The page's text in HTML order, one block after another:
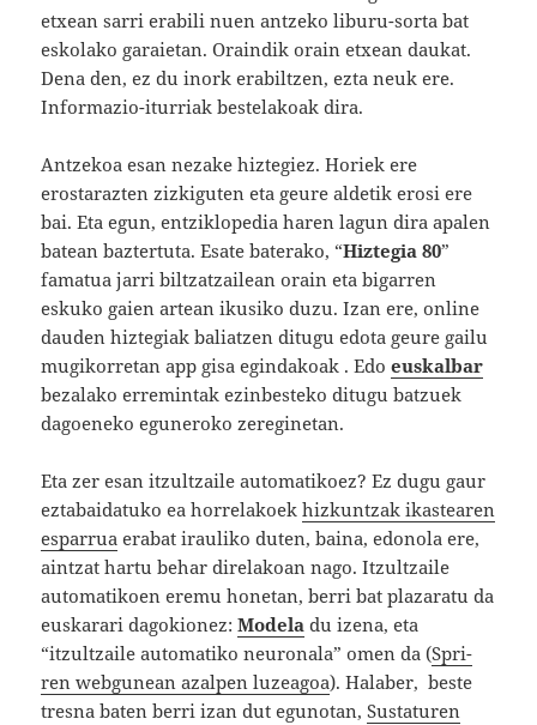
etxean sarri erabili nuen antzeko liburu-sorta bat
eskolako garaietan. Oraindik orain etxean daukat.
Dena den, ez du inork erabiltzen, ezta neuk ere.
Informazio-iturriak bestelakoak dira.
Antzekoa esan nezake hiztegiez. Horiek ere
erostarazten zizkiguten eta geure aldetik erosi ere
bai. Eta egun, entziklopedia haren lagun dira apalen
batean baztertuta. Esate baterako, “Hiztegia 80”
famatua jarri biltzatzailean orain eta bigarren
eskuko gaien artean ikusiko duzu. Izan ere, online
dauden hiztegiak baliatzen ditugu edota geure gailu
mugikorretan app gisa egindakoak . Edoeuskalbar
bezalako erremintak ezinbesteko ditugu batzuek
dagoeneko eguneroko zereginetan.
Eta zer esan itzultzaile automatikoez? Ez dugu gaur
eztabaidatuko ea horrelakoekhizkuntzak ikastearen
esparrua erabat irauliko duten, baina, edonola ere,
aintzat hartu behar direlakoan nago. Itzultzaile
automatikoen eremu honetan, berri bat plazaratu da
euskarari dagokionez:Modela du izena, eta
“itzultzaile automatiko neuronala” omen da (Spri-
ren webgunean azalpen luzeagoa). Halaber, beste
tresna baten berri izan dut egunotan,Sustaturen